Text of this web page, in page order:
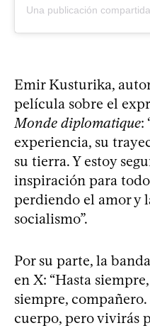
Emir Kusturika,
película sobre el
Monde diplomatique:
experiencia, su
su tierra. Y estoy
inspiración para
perdiendo el amor y
socialismo”.
Por su parte, la
en X: “Hasta
siempre,
cuerpo, pero vivirás